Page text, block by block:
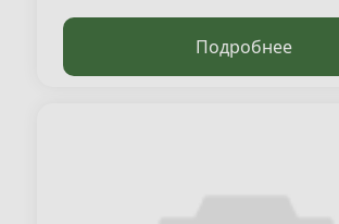
Подробнее